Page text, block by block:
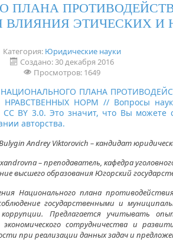
ВЛИЯНИЯ ЭТИЧЕСКИХ
Категория: Юридические науки
Создано: 30 декабря 2016
Просмотров: 1649
НАЦИОНАЛЬНОГО ПЛАНА
НОРМ // Вопросы
BY 3.0. Это значит, что Вы можете
авторства.
Andrey Viktorovich – кандидат
– преподаватель, кафедра
высшего образования Югорский
Национального плана
государственными и
Предлагается учитывать
сотрудничества и
при реализации данных задач и